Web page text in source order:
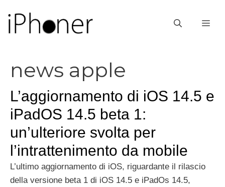
contenuto
news apple
L’aggiornamento di iOS 14.5 e
iPadOS 14.5 beta 1:
un’ulteriore svolta per
l’intrattenimento da mobile
L’ultimo aggiornamento di iOS, riguardante il rilascio
della versione beta 1 di iOS 14.5 e iPadOs 14.5,